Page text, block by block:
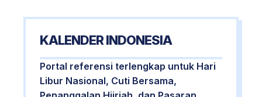
KALENDER INDONESIA
Portal referensi terlengkap untuk Hari
Libur Nasional, Cuti Bersama,